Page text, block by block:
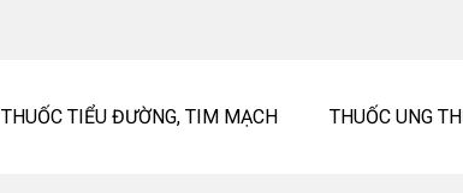
THUỐC TIỂU ĐƯỜNG, TIM MẠCH THUỐC UNG